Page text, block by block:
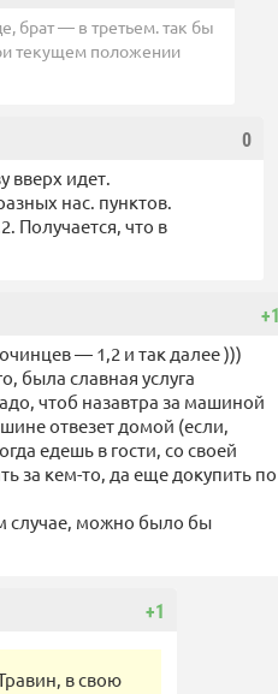
брат — в третьем. так бы
текущем положении
0
вверх идет.
нас. пунктов.
Получается, что в
+1
— 1,2 и так далее )))
была славная услуга
чтоб назавтра за машиной
отвезет домой (если,
едешь в гости, со своей
за кем-то, да еще докупить по
случае, можно было бы
+1
в свою